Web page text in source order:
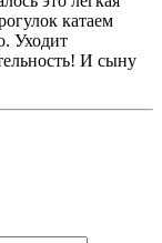
катаем
Уходит
И сыну